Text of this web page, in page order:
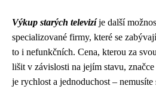
Výkup starých televizíje další
specializované firmy, které se
to i nefunkčních. Cena, kterou za
lišit v závislosti na jejím stavu,
je rychlost a jednoduchost – nemusíte